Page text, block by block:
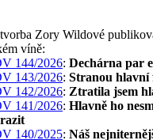
Zory Wildové
víně:
144/2026: Dechárna par
143/2026: Stranou hlavní
142/2026: Ztratila jsem
141/2026: Hlavně ho
140/2025: Náš